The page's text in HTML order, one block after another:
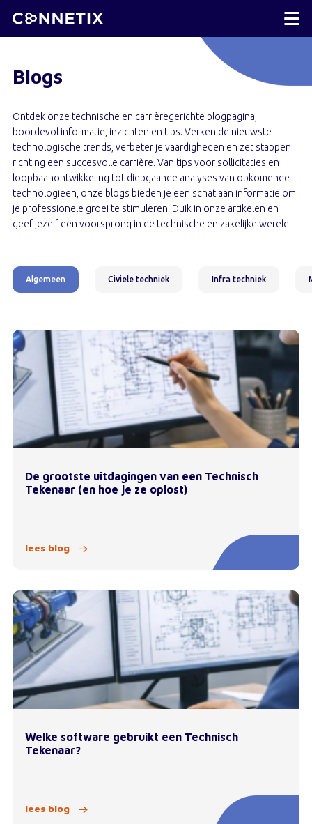
Blogs
Ontdek onze technische en carrièregerichte blogpagina,
boordevol informatie, inzichten en tips. Verken de nieuwste
technologische trends, verbeter je vaardigheden en zet stappen
richting een succesvolle carrière. Van tips voor sollicitaties en
loopbaanontwikkeling tot diepgaande analyses van opkomende
technologieën, onze blogs bieden je een schat aan informatie om
je professionele groei te stimuleren. Duik in onze artikelen en
geef jezelf een voorsprong in de technische en zakelijke wereld.
Algemeen Civiele techniek Infra techniek
De grootste uitdagingen van een Technisch
Tekenaar (en hoe je ze oplost)
lees blog
Welke software gebruikt een Technisch
Tekenaar?
lees blog